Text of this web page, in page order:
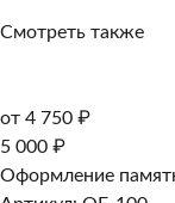
Смотреть также
от 4 750 ₽
5 000 ₽
Оформление